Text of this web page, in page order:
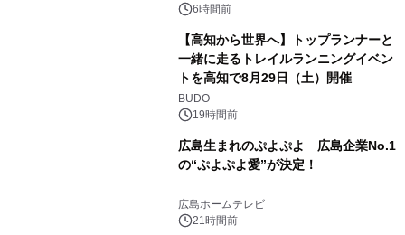
6時間前
【高知から世界へ】トップランナーと
一緒に走るトレイルランニングイベン
トを高知で8月29日（土）開催
BUDO
19時間前
広島生まれのぷよぷよ 広島企業No.1
の“ぷよぷよ愛”が決定！
広島ホームテレビ
21時間前